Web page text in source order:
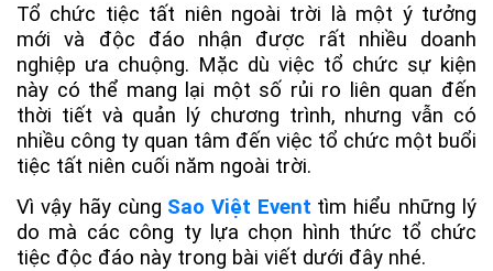
Tổ chức tiệc tất niên ngoài trời là một ý tưởng
mới và độc đáo nhận được rất nhiều doanh
nghiệp ưa chuộng. Mặc dù việc tổ chức sự kiện
này có thể mang lại một số rủi ro liên quan đến
thời tiết và quản lý chương trình, nhưng vẫn có
nhiều công ty quan tâm đến việc tổ chức một buổi
tiệc tất niên cuối năm ngoài trời.
Vì vậy hãy cùng Sao Việt Event tìm hiểu những lý
do mà các công ty lựa chọn hình thức tổ chức
tiệc độc đáo này trong bài viết dưới đây nhé.